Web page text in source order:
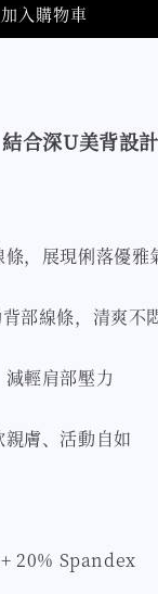
加入購物車
合深U美背設
，展現俐落優雅
部線條，清爽不
輕肩部壓力
膚、活動自如
20% Spandex